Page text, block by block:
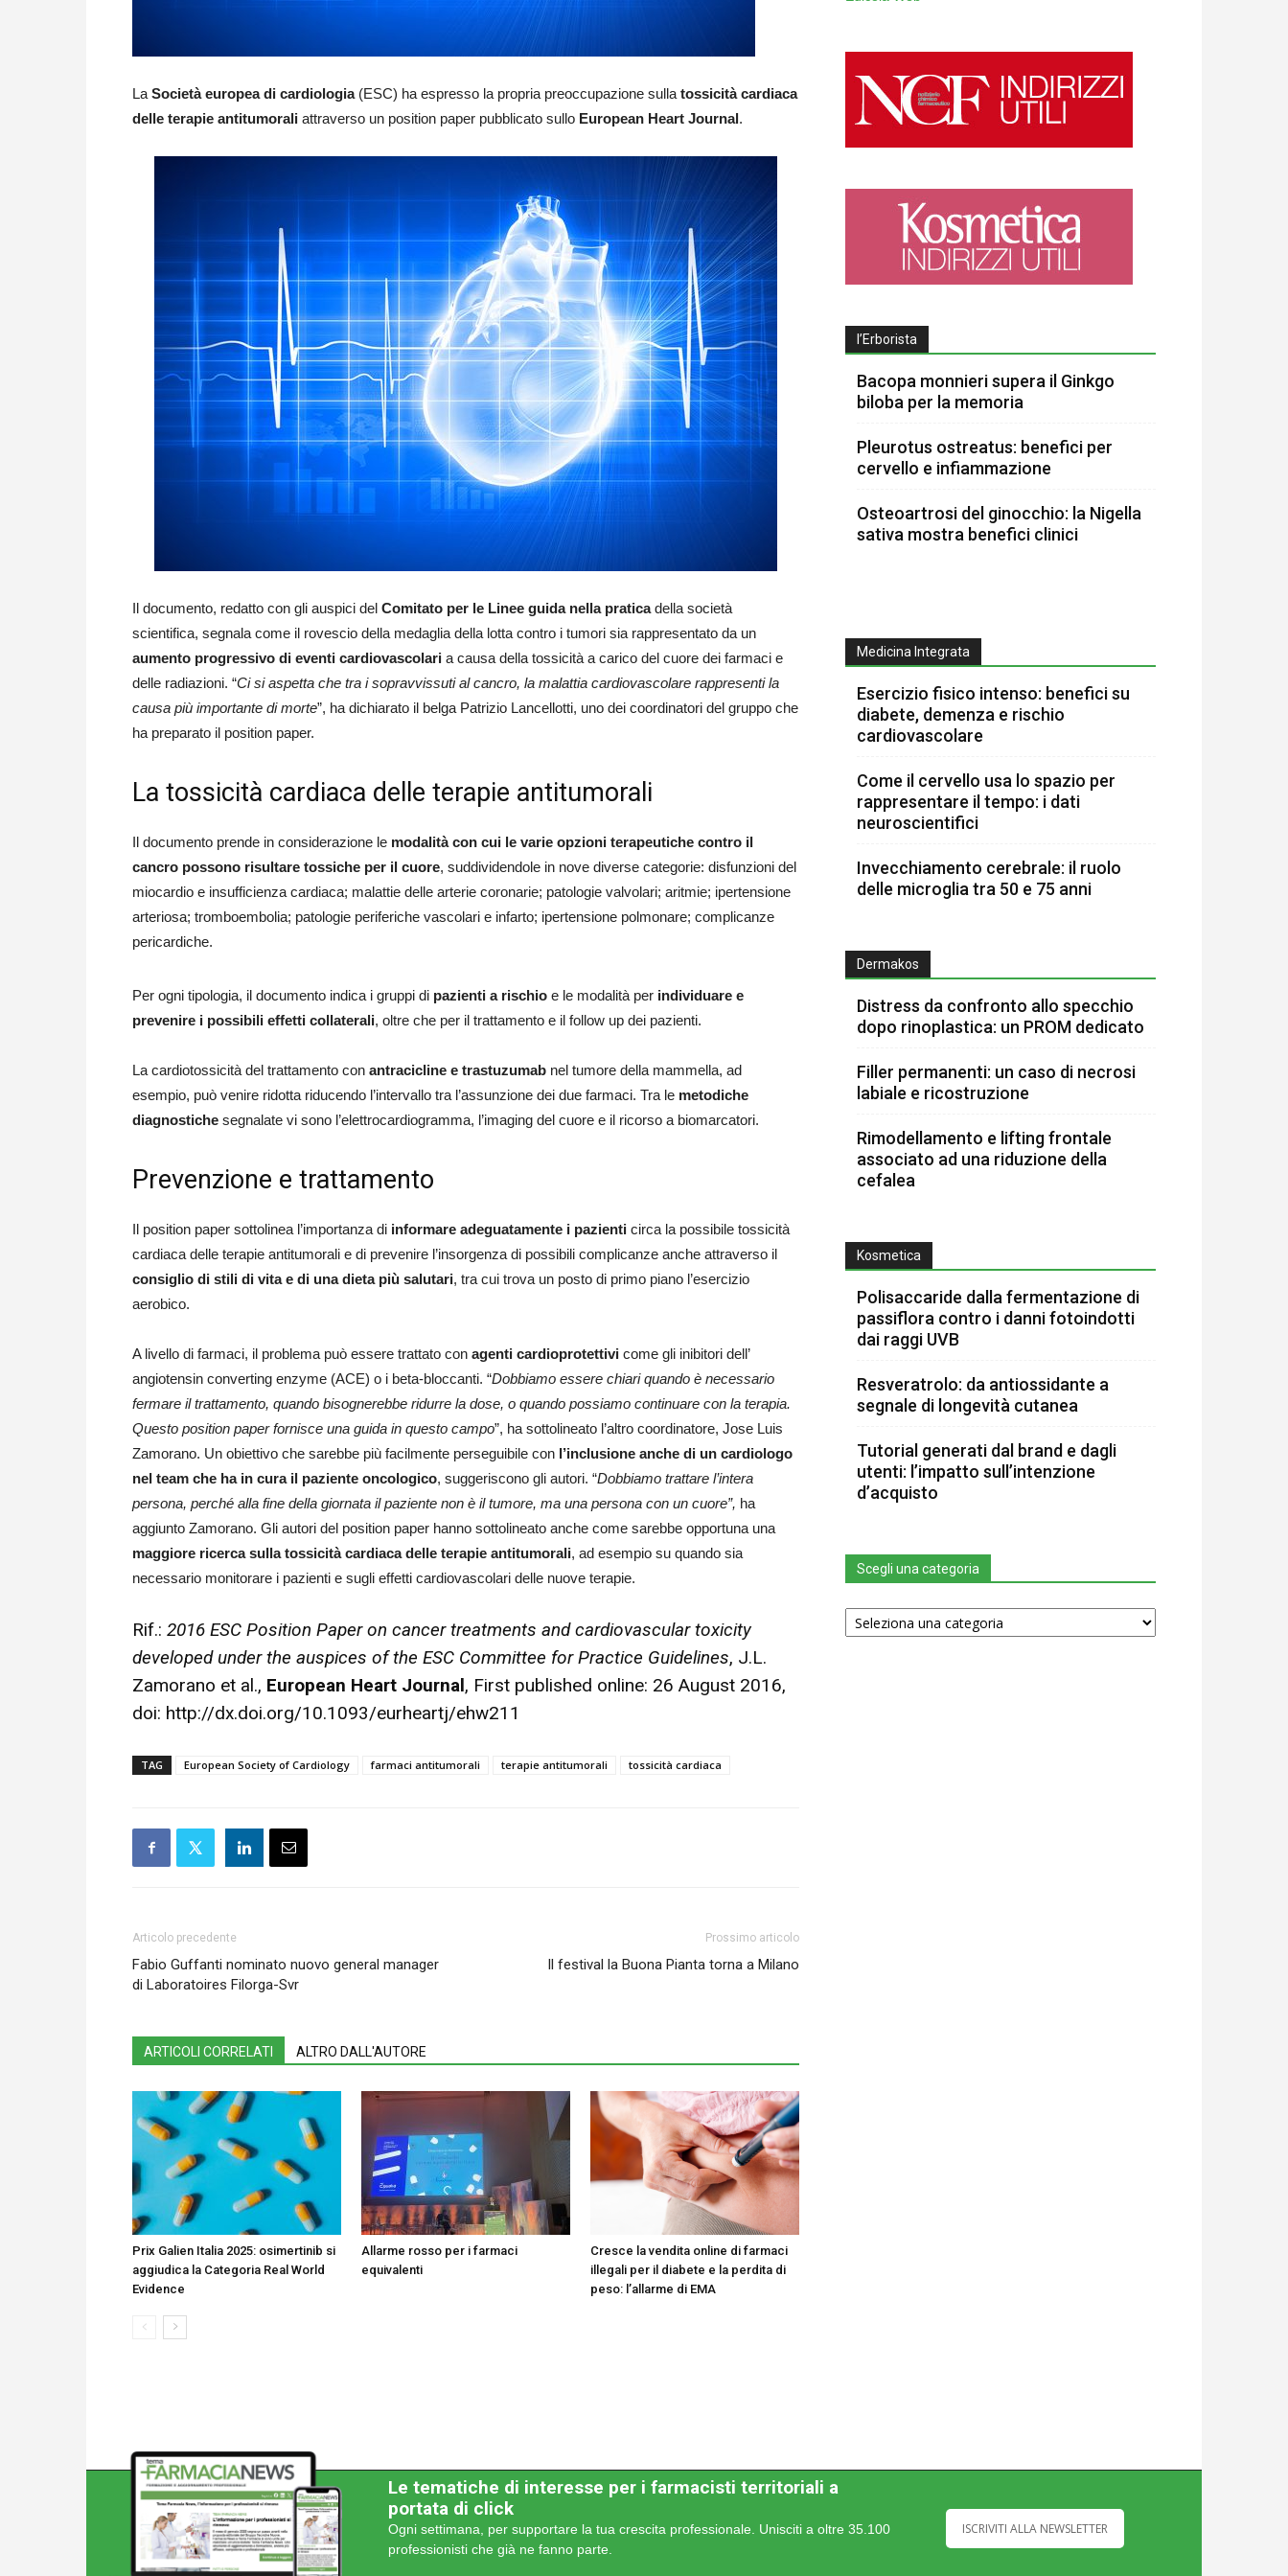
La Società europea di cardiologia(ESC) ha espresso la propria preoccupazione sulla tossicità cardiaca
delle terapie antitumorali attraverso un position paper pubblicato sullo European Heart Journal.
Il documento, redatto con gli auspici del Comitato per le Linee guida nella praticadella società
scientifica, segnala come il rovescio della medaglia della lotta contro i tumori sia rappresentato da un
aumento progressivo di eventi cardiovascolari a causa della tossicità a carico del cuore dei farmaci e
delle radiazioni. “Ci si aspetta che tra i sopravvissuti al cancro, la malattia cardiovascolare rappresenti la
causa più importante di morte”, ha dichiarato il belga Patrizio Lancellotti, uno dei coordinatori del gruppo che
ha preparato il position paper.
La tossicità cardiaca delle terapie antitumorali
Il documento prende in considerazione le modalità con cui le varie opzioni terapeutiche contro il
cancro possono risultare tossiche per il cuore, suddividendole in nove diverse categorie: disfunzioni del
miocardio e insufficienza cardiaca; malattie delle arterie coronarie; patologie valvolari; aritmie; ipertensione
arteriosa; tromboembolia; patologie periferiche vascolari e infarto; ipertensione polmonare; complicanze
pericardiche.
Per ogni tipologia, il documento indica i gruppi di pazienti a rischio e le modalità per individuare e
prevenire i possibili effetti collaterali, oltre che per il trattamento e il follow up dei pazienti.
La cardiotossicità del trattamento con antracicline e trastuzumab nel tumore della mammella, ad
esempio, può venire ridotta riducendo l’intervallo tra l’assunzione dei due farmaci. Tra le metodiche
diagnostiche segnalate vi sono l’elettrocardiogramma, l’imaging del cuore e il ricorso a biomarcatori.
Prevenzione e trattamento
Il position paper sottolinea l’importanza di informare adeguatamente i pazienti circa la possibile tossicità
cardiaca delle terapie antitumorali e di prevenire l’insorgenza di possibili complicanze anche attraverso il
consiglio di stili di vita e di una dieta più salutari, tra cui trova un posto di primo piano l’esercizio
aerobico.
A livello di farmaci, il problema può essere trattato con agenti cardioprotettivi come gli inibitori dell’
angiotensin converting enzyme (ACE) o i beta-bloccanti. “Dobbiamo essere chiari quando è necessario
fermare il trattamento, quando bisognerebbe ridurre la dose, o quando possiamo continuare con la terapia.
Questo position paper fornisce una guida in questo campo”, ha sottolineato l’altro coordinatore, Jose Luis
Zamorano. Un obiettivo che sarebbe più facilmente perseguibile con l’inclusione anche di un cardiologo
nel team che ha in cura il paziente oncologico, suggeriscono gli autori. “Dobbiamo trattare l’intera
persona, perché alla fine della giornata il paziente non è il tumore, ma una persona con un cuore”, ha
aggiunto Zamorano. Gli autori del position paper hanno sottolineato anche come sarebbe opportuna una
maggiore ricerca sulla tossicità cardiaca delle terapie antitumorali, ad esempio su quando sia
necessario monitorare i pazienti e sugli effetti cardiovascolari delle nuove terapie.
Rif.: 2016 ESC Position Paper on cancer treatments and cardiovascular toxicity
developed under the auspices of the ESC Committee for Practice Guidelines, J.L.
Zamorano et al., European Heart Journal, First published online: 26 August 2016,
doi: http://dx.doi.org/10.1093/eurheartj/ehw211
TAG European Society of Cardiology farmaci antitumorali terapie antitumorali tossicità cardiaca
Articolo precedente
Fabio Guffanti nominato nuovo general manager
di Laboratoires Filorga-Svr
Prossimo articolo
Il festival la Buona Pianta torna a Milano
ARTICOLI CORRELATI ALTRO DALL'AUTORE
Prix Galien Italia 2025: osimertinib si
aggiudica la Categoria Real World
Evidence
Allarme rosso per i farmaci
equivalenti
Cresce la vendita online di farmaci
illegali per il diabete e la perdita di
peso: l’allarme di EMA
l’Erborista
Bacopa monnieri supera il Ginkgo
biloba per la memoria
Pleurotus ostreatus: benefici per
cervello e infiammazione
Osteoartrosi del ginocchio: la Nigella
sativa mostra benefici clinici
Medicina Integrata
Esercizio fisico intenso: benefici su
diabete, demenza e rischio
cardiovascolare
Come il cervello usa lo spazio per
rappresentare il tempo: i dati
neuroscientifici
Invecchiamento cerebrale: il ruolo
delle microglia tra 50 e 75 anni
Dermakos
Distress da confronto allo specchio
dopo rinoplastica: un PROM dedicato
Filler permanenti: un caso di necrosi
labiale e ricostruzione
Rimodellamento e lifting frontale
associato ad una riduzione della
cefalea
Kosmetica
Polisaccaride dalla fermentazione di
passiflora contro i danni fotoindotti
dai raggi UVB
Resveratrolo: da antiossidante a
segnale di longevità cutanea
Tutorial generati dal brand e dagli
utenti: l’impatto sull’intenzione
d’acquisto
Scegli una categoria
Scegli
una
Le tematiche di interesse per i farmacisti territoriali a
portata di click
Ogni settimana, per supportare la tua crescita professionale. Unisciti a oltre 35.100
professionisti che già ne fanno parte.
ISCRIVITI ALLA NEWSLETTER